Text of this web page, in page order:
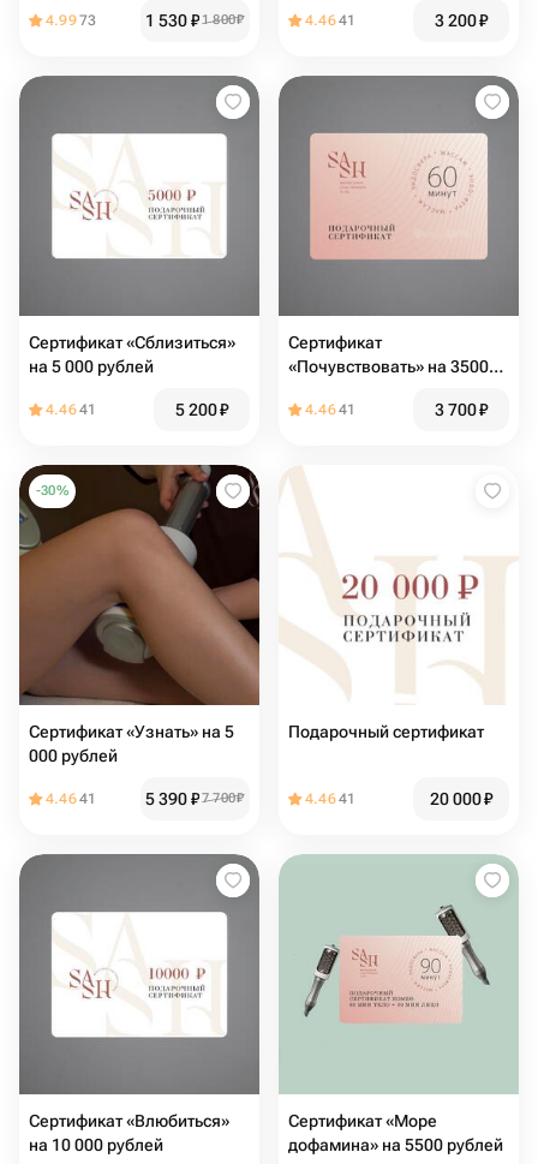
4.9973 1 530₽1 800₽ 4.4641 3 200₽
Сертификат «Сблизиться»
на 5 000 рублей
4.4641 5 200₽
Сертификат
«Почувствовать» на 3500
4.4641 3 700₽
-30%
Сертификат «Узнать» на 5
000 рублей
4.4641 5 390₽7 700₽
Подарочный сертификат
4.4641 20 000₽
Сертификат «Влюбиться»
на 10 000 рублей
Сертификат «Море
дофамина» на 5500 рублей